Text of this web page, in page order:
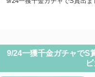
9/24一獲千金ガチャでS